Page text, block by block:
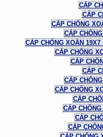
CÁP
CÁP
CÁP CHỐNG
CÁP
CÁP CHỐNG XOẮN
CÁP CHỐNG
CÁP
CÁP
CÁP
CÁP CHỐNG
CÁP
CÁP
CÁP
CÁP